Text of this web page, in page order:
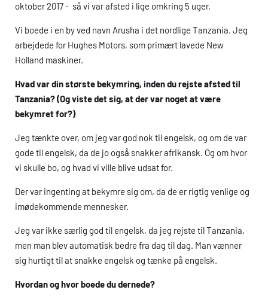
oktober 2017 - så vi var afsted i lige omkring 5 uger.
Vi boede i en by ved navn Arusha i det nordlige Tanzania. Jeg
arbejdede for Hughes Motors, som primært lavede New
Holland maskiner.
Hvad var din største bekymring, inden du rejste afsted til
Tanzania? (Og viste det sig, at der var noget at være
bekymret for?)
Jeg tænkte over, om jeg var god nok til engelsk, og om de var
gode til engelsk, da de jo også snakker afrikansk. Og om hvor
vi skulle bo, og hvad vi ville blive udsat for.
Der var ingenting at bekymre sig om, da de er rigtig venlige og
imødekommende mennesker.
Jeg var ikke særlig god til engelsk, da jeg rejste til Tanzania,
men man blev automatisk bedre fra dag til dag. Man vænner
sig hurtigt til at snakke engelsk og tænke på engelsk.
Hvordan og hvor boede du dernede?